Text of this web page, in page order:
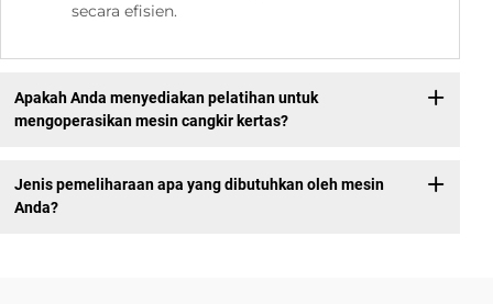
secara efisien.
Apakah Anda menyediakan pelatihan untuk
mengoperasikan mesin cangkir kertas?
Jenis pemeliharaan apa yang dibutuhkan oleh mesin
Anda?